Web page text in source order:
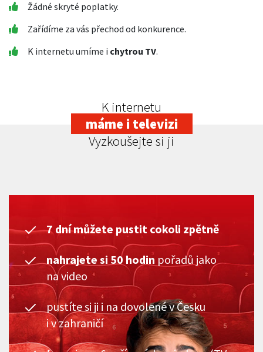
Žádné skryté poplatky.
Zařídíme za vás přechod od konkurence.
K internetu umíme i chytrou TV.
K internetu
máme i televizi
Vyzkoušejte si ji
7 dní můžete pustit cokoli zpětně
nahrajete si 50 hodin pořadů jako
na video
pustíte si ji i na dovolené v Česku
i v zahraničí